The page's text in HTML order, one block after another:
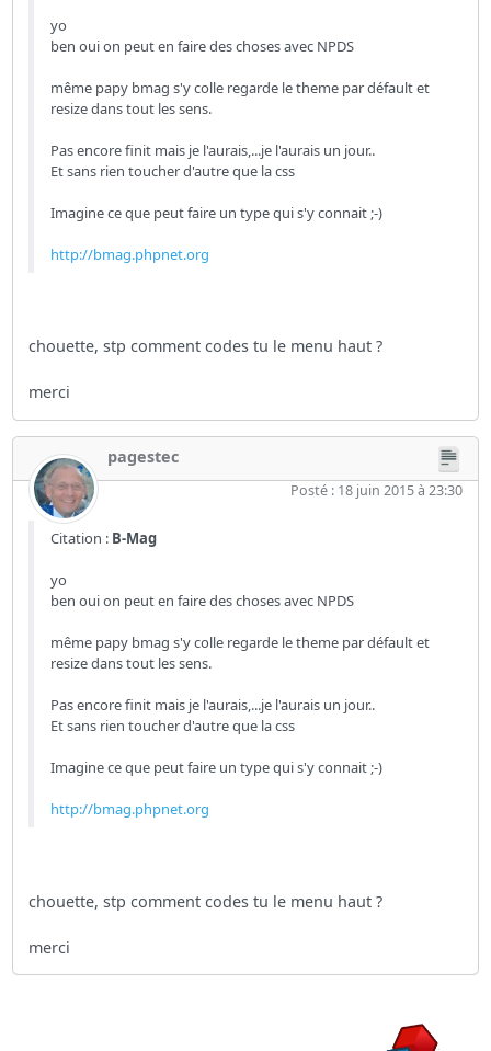
yo
ben oui on peut en faire des choses avec NPDS
même papy bmag s'y colle regarde le theme par défault et
resize dans tout les sens.
Pas encore finit mais je l'aurais,...je l'aurais un jour..
Et sans rien toucher d'autre que la css
Imagine ce que peut faire un type qui s'y connait ;-)
http://bmag.phpnet.org
chouette, stp comment codes tu le menu haut ?
merci
pagestec
Posté : 18 juin 2015 à 23:30
Citation : B-Mag
yo
ben oui on peut en faire des choses avec NPDS
même papy bmag s'y colle regarde le theme par défault et
resize dans tout les sens.
Pas encore finit mais je l'aurais,...je l'aurais un jour..
Et sans rien toucher d'autre que la css
Imagine ce que peut faire un type qui s'y connait ;-)
http://bmag.phpnet.org
chouette, stp comment codes tu le menu haut ?
merci